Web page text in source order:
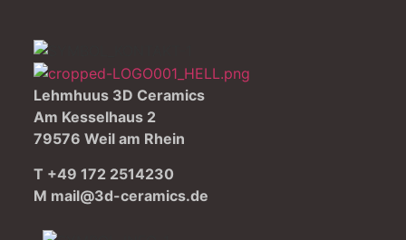
Lehmhuus 3D Ceramics
Am Kesselhaus 2
79576 Weil am Rhein
T +49 172 2514230
M mail@3d-ceramics.de